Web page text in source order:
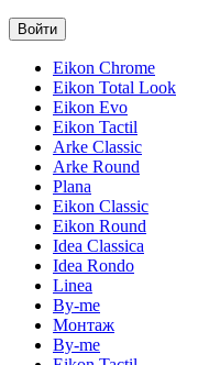
Eikon Chrome
Eikon Total Look
Eikon Evo
Eikon Tactil
Arke Classic
Arke Round
Plana
Eikon Classic
Eikon Round
Idea Classica
Idea Rondo
Linea
By-me
Монтаж
By-me